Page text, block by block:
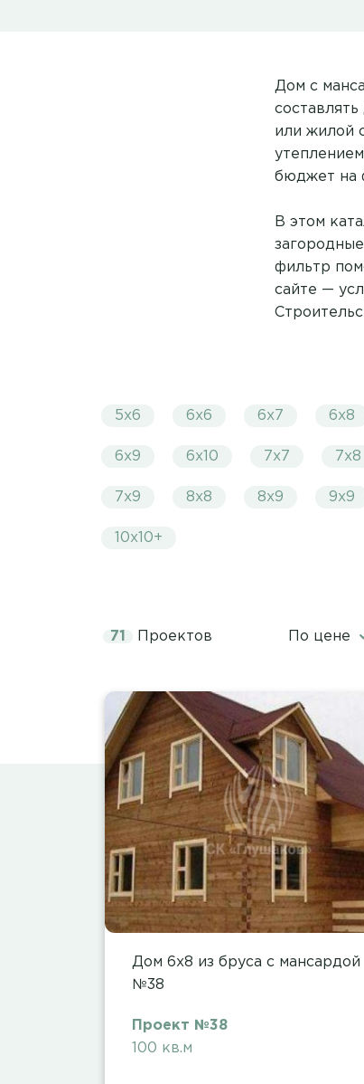
Дом с
или жилой
бюджет на
В этом
фильтр
сайте —
5х6 6х6 6х7 6х8
6х9 6х10 7х7 7х8
7х9 8х8 8х9 9х9
10х10+
71 Проектов По цене
Дом 6х8 из бруса с мансардой
№38
Проект №38
100 кв.м